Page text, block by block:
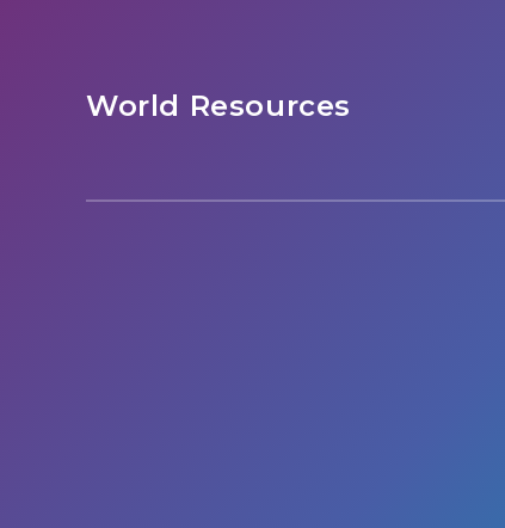
World Resources